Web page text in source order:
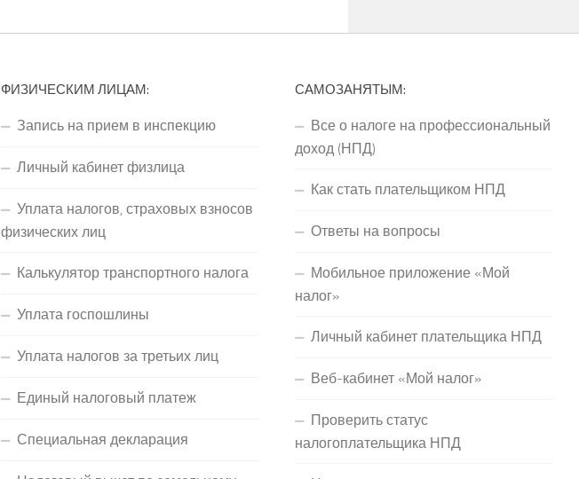
ФИЗИЧЕСКИМ ЛИЦАМ:
Запись на прием в инспекцию
Личный кабинет физлица
Уплата налогов, страховых взносов
физических лиц
Калькулятор транспортного налога
Уплата госпошлины
Уплата налогов за третьих лиц
Единый налоговый платеж
Специальная декларация
САМОЗАНЯТЫМ:
Все о налоге на профессиональный
доход (НПД)
Как стать плательщиком НПД
Ответы на вопросы
Мобильное приложение «Мой
налог»
Личный кабинет плательщика НПД
Веб-кабинет «Мой налог»
Проверить статус
налогоплательщика НПД